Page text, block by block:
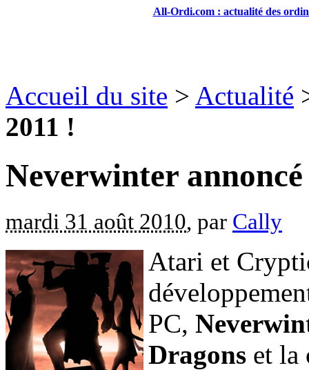
All-Ordi.com : actualité des
Accueil du site > Actualité
2011 !
Neverwinter
mardi 31 août 2010, par Cally
Atari et
PC,
Dragons et la